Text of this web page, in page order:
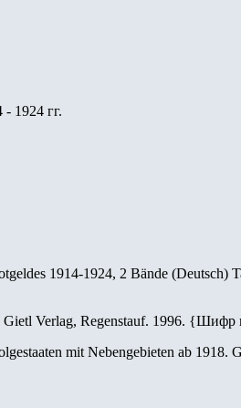
1924 гг.
1914-1924, 2 Bände (Deutsch)
Verlag, Regenstauf. 1996. {Шифр
mit Nebengebieten ab 1918.